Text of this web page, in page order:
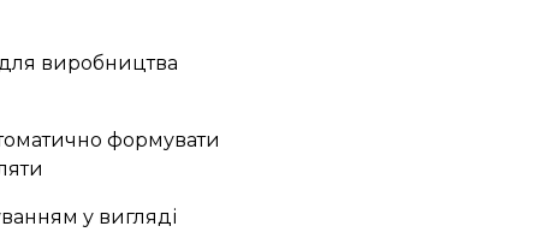
виробництва
формувати
у вигляді